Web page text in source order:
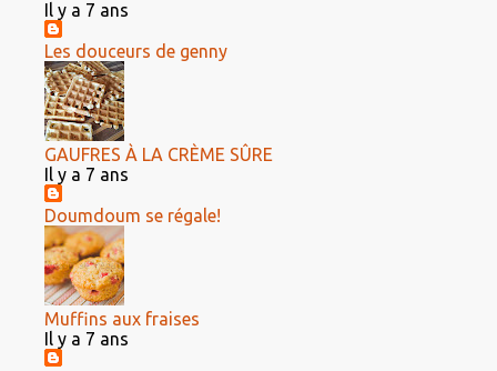
Il y a 7 ans
Les douceurs de genny
GAUFRES À LA CRÈME SÛRE
Il y a 7 ans
Doumdoum se régale!
Muffins aux fraises
Il y a 7 ans